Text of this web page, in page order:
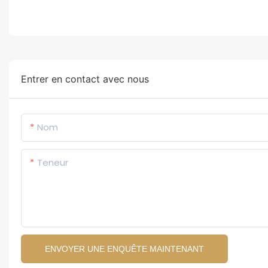
Entrer en contact avec nous
Nom
Teneur
ENVOYER UNE ENQUÊTE MAINTENANT